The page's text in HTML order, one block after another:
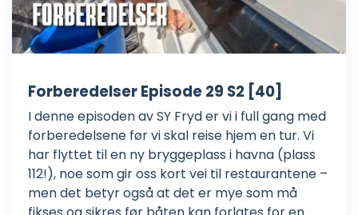
Forberedelser Episode 29 S2 [40]
I denne episoden av SY Fryd er vi i full gang med
forberedelsene før vi skal reise hjem en tur. Vi
har flyttet til en ny bryggeplass i havna (plass
112!), noe som gir oss kort vei til restaurantene –
men det betyr også at det er mye som må